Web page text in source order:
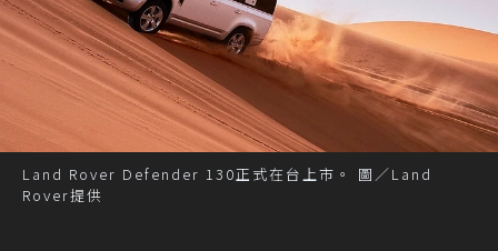
Land Rover Defender 130正式在台上市。 圖／Land
Rover提供